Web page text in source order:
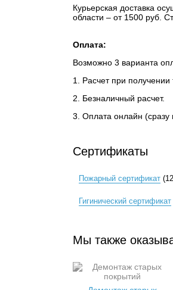
Курьерская доставка
области – от 1500 руб.
Оплата:
Возможно 3 варианта
1. Расчет при получении
2. Безналичный расчет.
3. Оплата онлайн (сразу
Сертификаты
Пожарный сертификат
Гигинический сертификат
Мы также